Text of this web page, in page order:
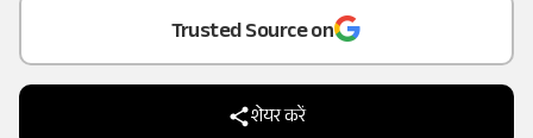
Trusted Source on
शेयर करें